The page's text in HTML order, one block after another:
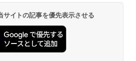
イトの記事を優先表示させる